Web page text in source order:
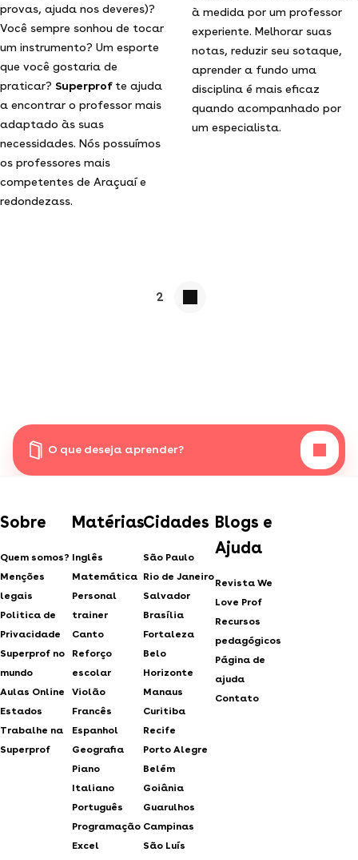
provas, ajuda nos deveres)?
Você sempre sonhou de tocar
um instrumento? Um esporte
que você gostaria de
praticar? Superprof te ajuda
a encontrar o professor mais
adaptado às suas
necessidades. Nós possuímos
os professores mais
competentes de Araçuaí e
redondezass.
à medida por um professor
experiente. Melhorar suas
notas, reduzir seu sotaque,
aprender a fundo uma
disciplina é mais eficaz
quando acompanhado por
um especialista.
2
O que deseja aprender?
Sobre
Quem somos?
Menções
legais
Politica de
Privacidade
Superprof no
mundo
Aulas Online
Estados
Trabalhe na
Superprof
Matérias
Inglês
Matemática
Personal
trainer
Canto
Reforço
escolar
Violão
Francês
Espanhol
Geografia
Piano
Italiano
Português
Programação
Excel
Cidades
São Paulo
Rio de Janeiro
Salvador
Brasília
Fortaleza
Belo
Horizonte
Manaus
Curitiba
Recife
Porto Alegre
Belém
Goiânia
Guarulhos
Campinas
São Luís
Blogs e
Ajuda
Revista We
Love Prof
Recursos
pedagógicos
Página de
ajuda
Contato